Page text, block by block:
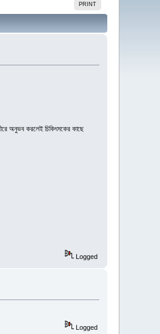
PRINT
অনুভব করলেই চিকিৎসকের কাছে
Logged
Logged